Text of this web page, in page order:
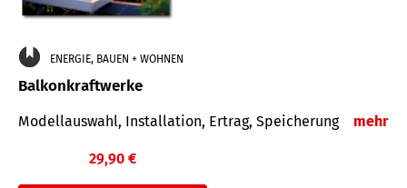
ENERGIE, BAUEN + WOHNEN
Balkonkraftwerke
Modellauswahl, Installation, Ertrag, Speicherung mehr
29,90 €